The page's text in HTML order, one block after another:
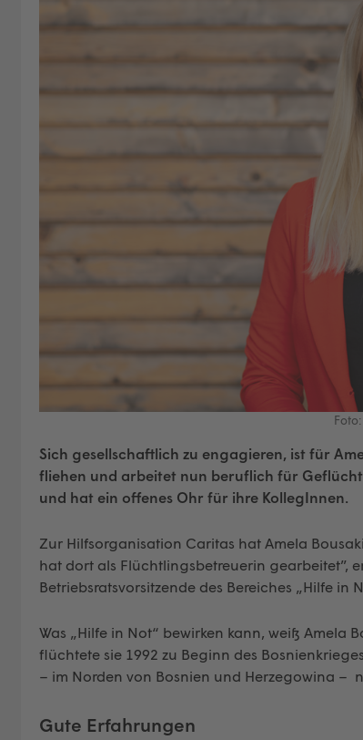
Sich gesellschaftlich zu engagieren, ist für
fliehen und arbeitet nun beruflich für
und hat ein offenes Ohr für ihre KollegInnen.
Zur Hilfsorganisation Caritas hat Amela
hat dort als Flüchtlingsbetreuerin gearbeitet”,
Betriebsratsvorsitzende des Bereiches „Hilfe in
Was „Hilfe in Not“ bewirken kann, weiß Amela
flüchtete sie 1992 zu Beginn des
– im Norden von Bosnien und Herzegowina –
Gute Erfahrungen